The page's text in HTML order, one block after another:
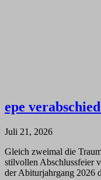
epe
Juli 21, 2026
Gleich zweimal die
stilvollen Abschlussfeier
der Abiturjahrgang 2026